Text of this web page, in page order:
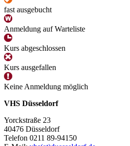
fast ausgebucht
Anmeldung auf Warteliste
Kurs abgeschlossen
Kurs ausgefallen
Keine Anmeldung möglich
VHS Düsseldorf
Yorckstraße 23
40476 Düsseldorf
Telefon 0211 89-94150